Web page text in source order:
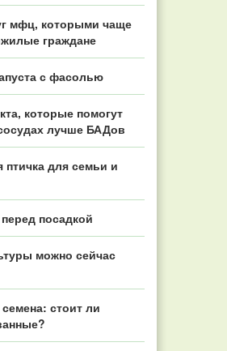
мфц, которыми чаще
граждане
с фасолью
которые помогут
лучше БАДов
птичка для семьи и
посадкой
можно сейчас
стоит ли